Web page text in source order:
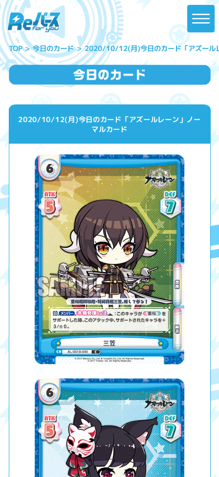
TOP 今日のカード 2020/10/12(月)今日のカード「アズール
2020/10/12(月)今日のカード「アズールレーン」ノー
マルカード